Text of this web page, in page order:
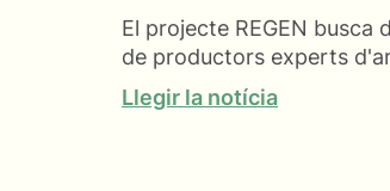
El projecte REGEN
de productors experts
Llegir la notícia